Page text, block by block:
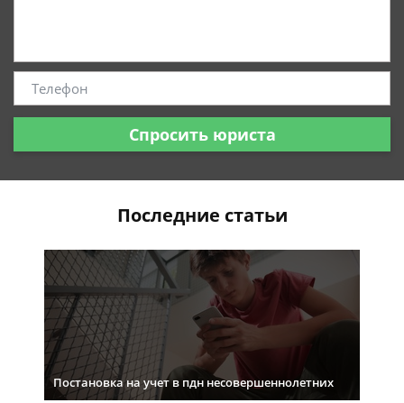
Спросить юриста
Последние статьи
Постановка на учет в пдн несовершеннолетних